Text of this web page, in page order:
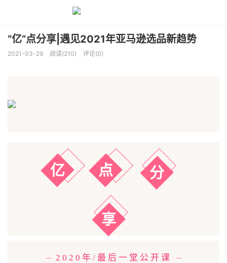
“亿”点分享|遇见2021年亚马逊选品新趋势
2021-03-29 阅读(210) 评论(0)
亿 点 分
享
2020年/最后一堂公开课